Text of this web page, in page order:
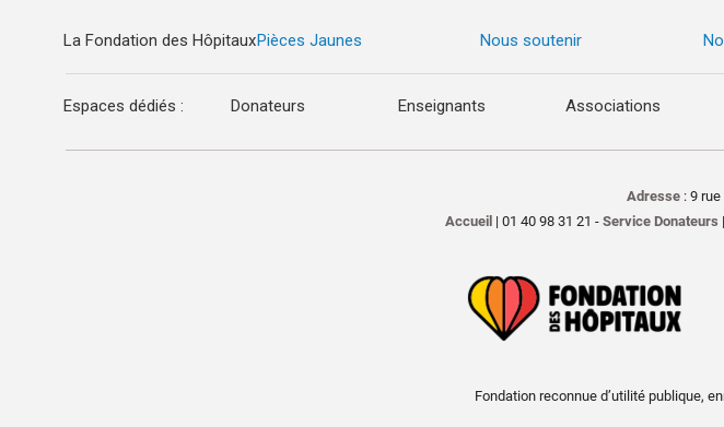
La Fondation des HôpitauxPièces Jaunes Nous soutenir
Espaces dédiés : Donateurs Enseignants Associations
Adresse : 9
Accueil | 01 40 98 31 21 - Service Donateurs
Fondation reconnue d’utilité publique,